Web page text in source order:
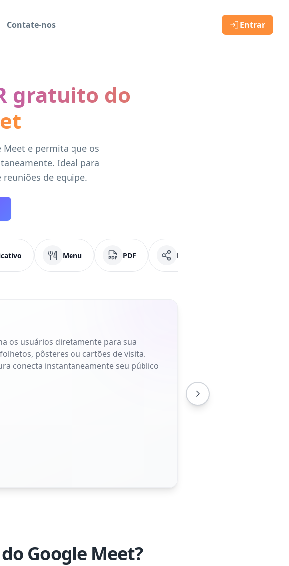
Contate-nos Entrar
gratuito do
Meet e permita que os
Ideal para
de equipe.
Menu PDF Mídias Sociais
os usuários diretamente para sua
pôsteres ou cartões de visita,
conecta instantaneamente seu público
Google Meet?